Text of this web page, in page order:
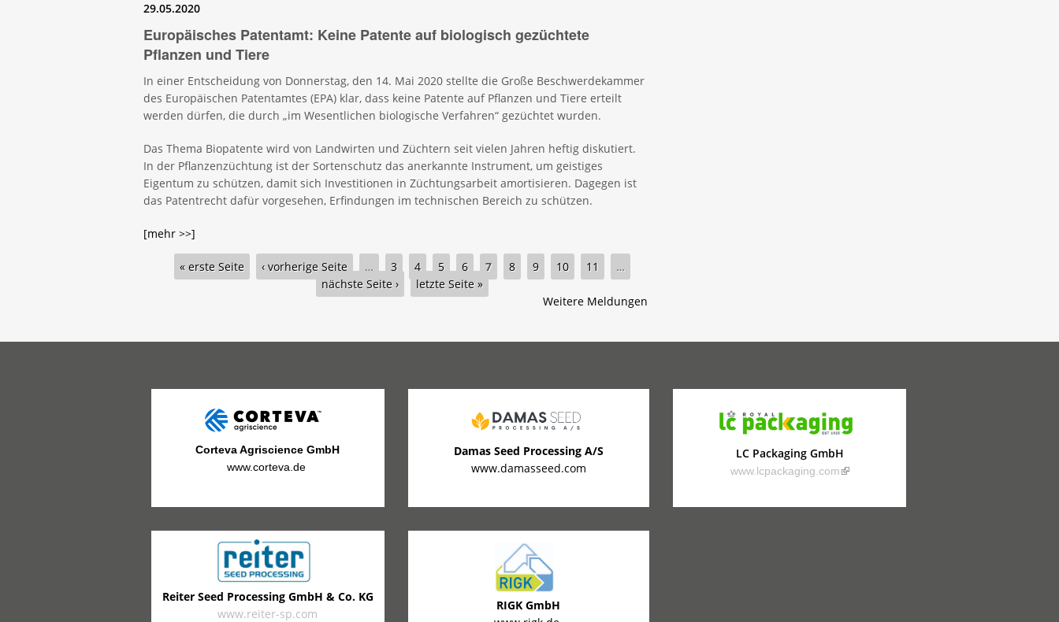
29.05.2020
Europäisches Patentamt: Keine Patente auf biologisch gezüchtete
Pflanzen und Tiere
In einer Entscheidung von Donnerstag, den 14. Mai 2020 stellte die Große Beschwerdekammer
des Europäischen Patentamtes (EPA) klar, dass keine Patente auf Pflanzen und Tiere erteilt
werden dürfen, die durch „im Wesentlichen biologische Verfahren“ gezüchtet wurden.
Das Thema Biopatente wird von Landwirten und Züchtern seit vielen Jahren heftig diskutiert.
In der Pflanzenzüchtung ist der Sortenschutz das anerkannte Instrument, um geistiges
Eigentum zu schützen, damit sich Investitionen in Züchtungsarbeit amortisieren. Dagegen ist
das Patentrecht dafür vorgesehen, Erfindungen im technischen Bereich zu schützen.
[mehr >>]
Seiten« erste Seite ‹ vorherige Seite … 3 4 5 6 7 8 9 10 11
…
nächste Seite ›
letzte Seite »
Weitere Meldungen
Corteva Agriscience GmbH
www.corteva.de
Reiter Seed Processing GmbH & Co. KG
www.reiter-sp.com
Damas Seed Processing A/S
www.damasseed.com
RIGK GmbH
LC Packaging GmbH
www.lcpackaging.com(link is external)